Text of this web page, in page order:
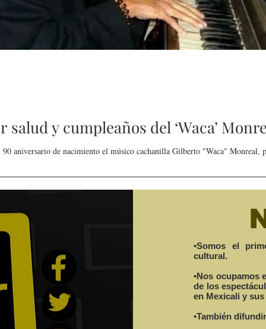
salud y cumpleaños del ‘Waca’
90 aniversario de nacimiento el músico cachanilla Gilberto "Waca" Monreal,
•Somos el
cultural.
•Nos ocupamos
de los
en Mexicali y
•También